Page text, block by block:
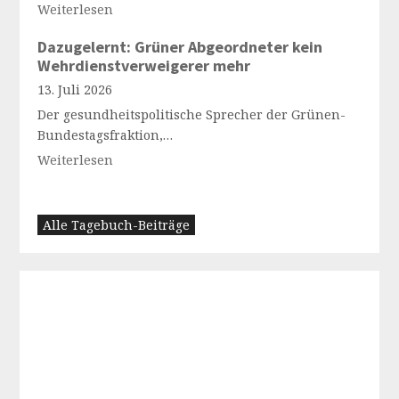
Weiterlesen
Dazugelernt: Grüner Abgeordneter kein
Wehrdienstverweigerer mehr
13. Juli 2026
Der gesundheitspolitische Sprecher der Grünen-
Bundestagsfraktion,…
Weiterlesen
Alle Tagebuch-Beiträge